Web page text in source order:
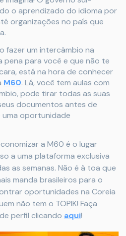
o aprendizado do idioma por
organizações no país que
fazer um intercâmbio na
pena para você e que não te
está na hora de conhecer
M60. Lá, você tem aulas com
pode tirar todas as suas
documentos antes de
uma oportunidade
a M60 é o lugar
a uma plataforma exclusiva
as semanas. Não é à toa que
manda brasileiros para o
oportunidades na Coreia
não tem o TOPIK! Faça
perfil clicando aqui!